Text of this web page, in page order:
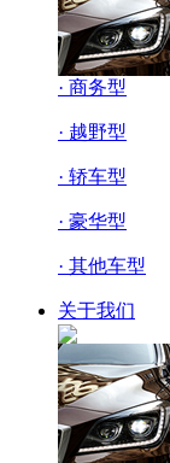
· 商务型
· 越野型
· 轿车型
· 豪华型
· 其他车型
关于我们